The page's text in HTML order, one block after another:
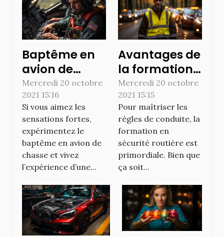
Baptême en
avion de
chasse : les
équipements
à avoir
Mercredi 20 octobre
2021 15:16
Si vous aimez les
sensations fortes,
expérimentez le
baptême en avion de
chasse et vivez
l’expérience d’une...
Avantages de
la formation
en sécurité
routière
Mercredi 20 octobre
2021 15:15
Pour maîtriser les
règles de conduite, la
formation en
sécurité routière est
primordiale. Bien que
ça soit...